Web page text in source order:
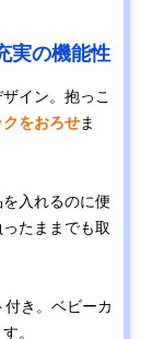
実の機能性
イン。抱っこ
をおろせま
入れるのに便
たままでも取
き。ベビーカ
。